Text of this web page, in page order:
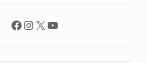
Facebook
Instagram
X YouTube